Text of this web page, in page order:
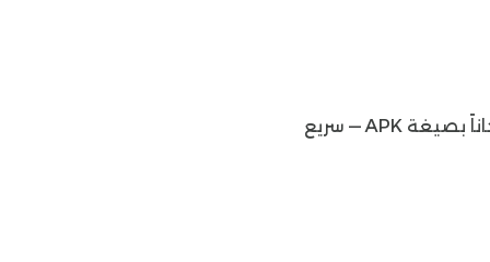
يمكنك تنزيل أحدث إصدار من موقعنا الإلكتروني linkbox للكمبيوتر وتحميل link box للكمبيوتر اخر اصدار مجاناً بصيغة APK — سريع